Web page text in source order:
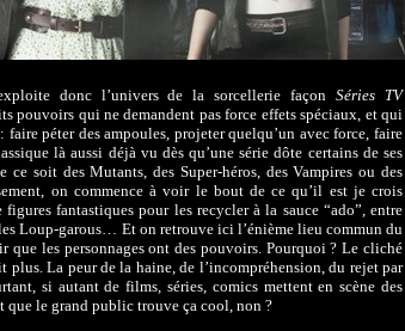
donc l’univers de la sorcellerie façonSéries TV
pouvoirs qui ne demandent pas force effets spéciaux, et qui
faire péter des ampoules, projeter quelqu’un avec force, faire
là aussi déjà vu dès qu’une série dôte certains de ses
ce soit des Mutants, des Super-héros, des Vampires ou des
on commence à voir le bout de ce qu’il est je crois
figures fantastiques pour les recycler à la sauce “ado”, entre
Loup-garous… Et on retrouve ici l’énième lieu commun du
que les personnages ont des pouvoirs. Pourquoi ? Le cliché
plus. La peur de la haine, de l’incompréhension, du rejet par
si autant de films, séries, comics mettent en scène des
que le grand public trouve ça cool, non ?